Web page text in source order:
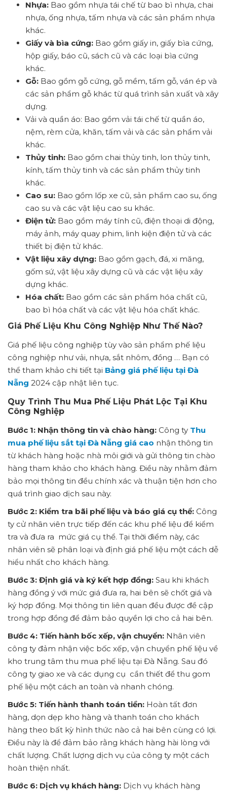
Nhựa: Bao gồm nhựa tái chế từ bao bì nhựa, chai
nhựa, ống nhựa, tấm nhựa và các sản phẩm nhựa
khác.
Giấy và bìa cứng: Bao gồm giấy in, giấy bìa cứng,
hộp giấy, báo cũ, sách cũ và các loại bìa cứng
khác.
Gỗ: Bao gồm gỗ cứng, gỗ mềm, tấm gỗ, ván ép và
các sản phẩm gỗ khác từ quá trình sản xuất và xây
dựng.
Vải và quần áo: Bao gồm vải tái chế từ quần áo,
nệm, rèm cửa, khăn, tấm vải và các sản phẩm vải
khác.
Thủy tinh: Bao gồm chai thủy tinh, lon thủy tinh,
kính, tấm thủy tinh và các sản phẩm thủy tinh
khác.
Cao su: Bao gồm lốp xe cũ, sản phẩm cao su, ống
cao su và các vật liệu cao su khác.
Điện tử: Bao gồm máy tính cũ, điện thoại di động,
máy ảnh, máy quay phim, linh kiện điện tử và các
thiết bị điện tử khác.
Vật liệu xây dựng: Bao gồm gạch, đá, xi măng,
gốm sứ, vật liệu xây dựng cũ và các vật liệu xây
dựng khác.
Hóa chất: Bao gồm các sản phẩm hóa chất cũ,
bao bì hóa chất và các vật liệu hóa chất khác.
Giá Phế Liệu Khu Công Nghiệp Như Thế Nào?
Giá phế liệu công nghiệp tùy vào sản phẩm phế liệu
công nghiệp như vải, nhựa, sắt nhôm, đồng … Bạn có
thể tham khảo chi tiết tại Bảng giá phế liệu tại Đà
Nẵng 2024 cập nhật liên tục.
Quy Trình Thu Mua Phế Liệu Phát Lộc Tại Khu
Công Nghiệp
Bước 1: Nhận thông tin và chào hàng: Công ty Thu
mua phế liệu sắt tại Đà Nẵng giá cao nhận thông tin
từ khách hàng hoặc nhà môi giới và gửi thông tin chào
hàng tham khảo cho khách hàng. Điều này nhằm đảm
bảo mọi thông tin đều chính xác và thuận tiện hơn cho
quá trình giao dịch sau này.
Bước 2: Kiểm tra bãi phế liệu và báo giá cụ thể: Công
ty cử nhân viên trực tiếp đến các khu phế liệu để kiểm
tra và đưa ra mức giá cụ thể. Tại thời điểm này, các
nhân viên sẽ phân loại và định giá phế liệu một cách dễ
hiểu nhất cho khách hàng.
Bước 3: Định giá và ký kết hợp đồng: Sau khi khách
hàng đồng ý với mức giá đưa ra, hai bên sẽ chốt giá và
ký hợp đồng. Mọi thông tin liên quan đều được đề cập
trong hợp đồng để đảm bảo quyền lợi cho cả hai bên.
Bước 4: Tiến hành bốc xếp, vận chuyển: Nhân viên
công ty đảm nhận việc bốc xếp, vận chuyển phế liệu về
kho trung tâm thu mua phế liệu tại Đà Nẵng. Sau đó
công ty giao xe và các dụng cụ cần thiết để thu gom
phế liệu một cách an toàn và nhanh chóng.
Bước 5: Tiến hành thanh toán tiền: Hoàn tất đơn
hàng, dọn dẹp kho hàng và thanh toán cho khách
hàng theo bất kỳ hình thức nào cả hai bên cùng có lợi.
Điều này là để đảm bảo rằng khách hàng hài lòng với
chất lượng. Chất lượng dịch vụ của công ty một cách
hoàn thiện nhất.
Bước 6: Dịch vụ khách hàng: Dịch vụ khách hàng